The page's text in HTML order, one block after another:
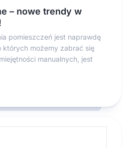
– nowe trendy w
pomieszczeń jest naprawdę
możemy zabrać się
manualnych, jest